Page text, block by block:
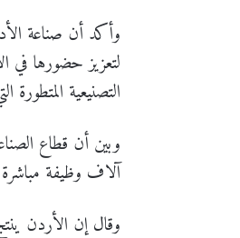
وأكد أن صناعة
لتعزيز حضورها في
التصنيعية المتطورة
آلاف وظيفة مباشرة تشكل